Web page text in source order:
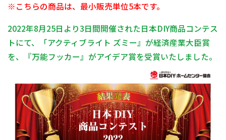
※こちらの商品は、最小販売単位5本です。
2022年8月25日より3日間開催された日本DIY商品コンテス
トにて、「アクティブライト ズミー』が経済産業大臣賞
を、『万能フッカー』がアイデア賞を受賞いたしました。